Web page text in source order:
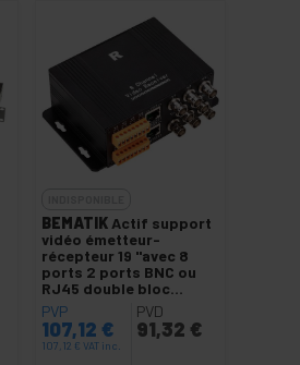
BEMATIK Actif support
vidéo émetteur-
récepteur 19 "avec 8
ports 2 ports BNC ou
RJ45 double bloc
terminal
PVP
107,12 €
107,12 € VAT inc.
PVD
91,32 €